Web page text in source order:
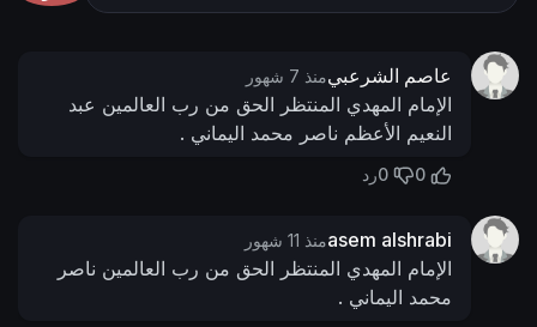
عاصم الشرعبيمنذ 7 شهور
الإمام المهدي المنتظر الحق من رب العالمين عبد
النعيم الأعظم ناصر محمد اليماني .
0
0رد
asem alshrabiمنذ 11 شهور
الإمام المهدي المنتظر الحق من رب العالمين ناصر
محمد اليماني .